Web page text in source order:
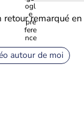
remarqué
autour de moi